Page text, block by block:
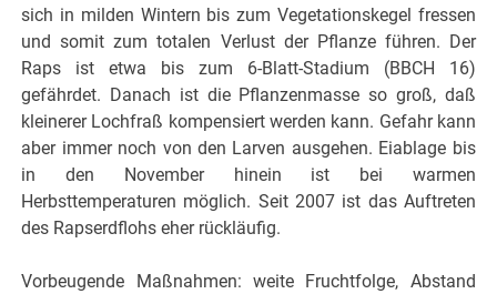
sich in milden Wintern bis zum Vegetationskegel fressen
und somit zum totalen Verlust der Pflanze führen. Der
Raps ist etwa bis zum 6-Blatt-Stadium (BBCH 16)
gefährdet. Danach ist die Pflanzenmasse so groß, daß
kleinerer Lochfraß kompensiert werden kann. Gefahr kann
aber immer noch von den Larven ausgehen. Eiablage bis
in den November hinein ist bei warmen
Herbsttemperaturen möglich. Seit 2007 ist das Auftreten
des Rapserdflohs eher rückläufig.
Vorbeugende Maßnahmen: weite Fruchtfolge, Abstand